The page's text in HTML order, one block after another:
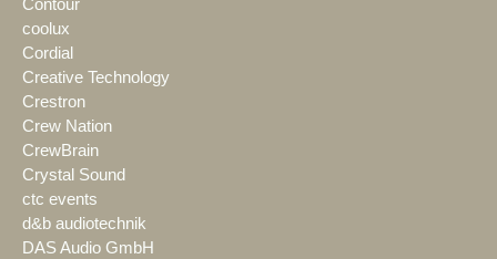
Contour
coolux
Cordial
Creative Technology
Crestron
Crew Nation
CrewBrain
Crystal Sound
ctc events
d&b audiotechnik
DAS Audio GmbH